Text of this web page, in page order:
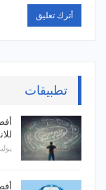
تطبيقات
يوليو 13,